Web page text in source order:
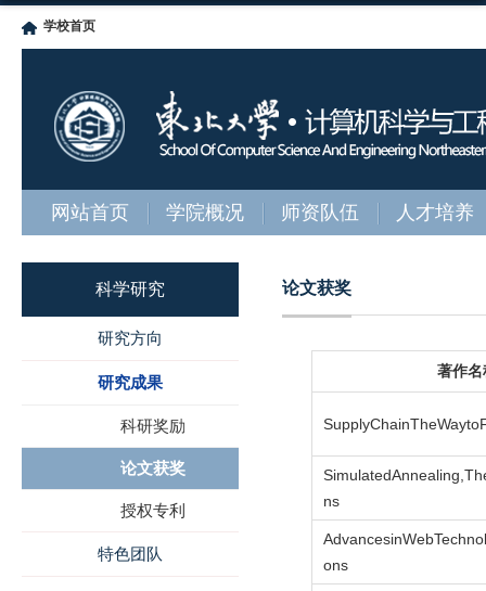
学校首页
网站首页 学院概况 师资队伍 人才培养
科学研究
研究方向
研究成果
科研奖励
论文获奖
授权专利
特色团队
论文获奖
著作名
ns
ons